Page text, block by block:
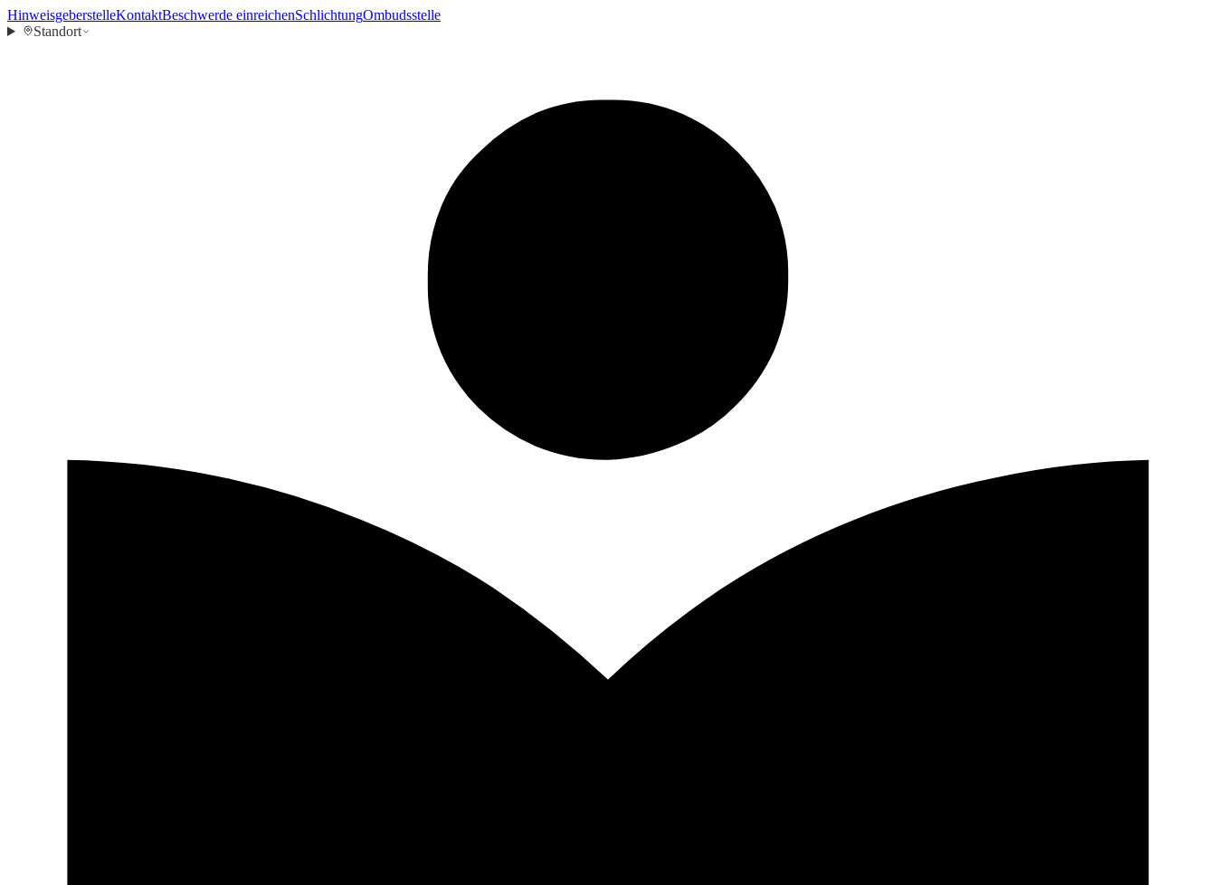
HinweisgeberstelleKontaktBeschwerde einreichenSchlichtungOmbudsstelle
Standort